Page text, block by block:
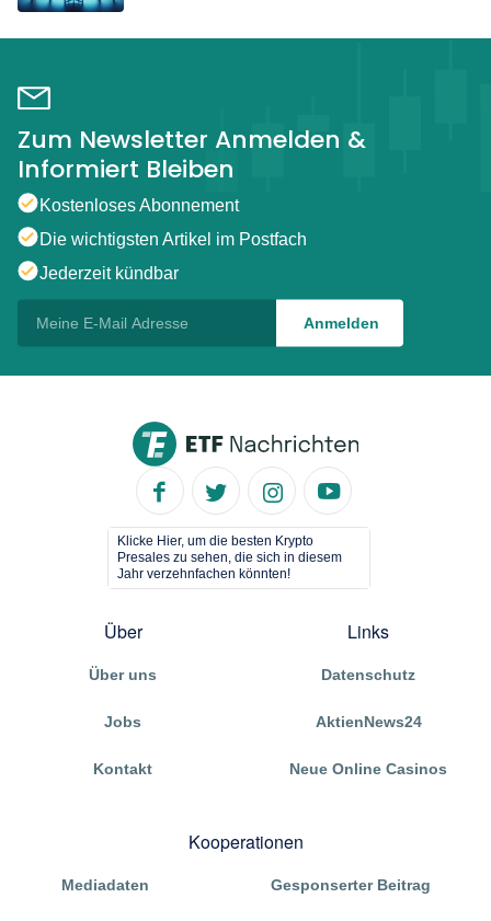
Zum Newsletter Anmelden &
Informiert Bleiben
Kostenloses Abonnement
Die wichtigsten Artikel im Postfach
Jederzeit kündbar
Klicke Hier, um die besten Krypto
Presales zu sehen, die sich in diesem
Jahr verzehnfachen könnten!
Über
Über uns
Jobs
Kontakt
Links
Datenschutz
AktienNews24
Neue Online Casinos
Kooperationen
Mediadaten Gesponserter Beitrag